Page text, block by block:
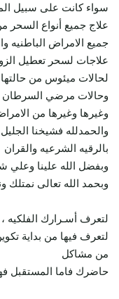
سواء كانت على سبيل
علاج جميع أنواع
جميع الامراض الباطنيه
علاجات لسحر تعطيل
لحالات ميئوس من
وحالات مرضي السرطان
وغيرها وغيرها من
والحمدلله فشيخنا
بالرقيه الشرعيه والقران
وبفضل الله علينا وعلي
وبحمد الله تعالى نمتلك
لتعرف أسـرارك الفلكيه ،
لتعرف فيها من بداية
من مشاكل
حاضرك فاما المستقبل